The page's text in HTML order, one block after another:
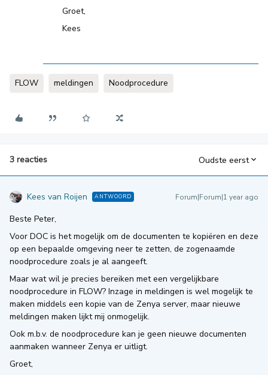
Groet,
Kees
FLOW meldingen Noodprocedure
3 reacties Oudste eerst
Kees van Roijen ANTWOORD Forum|Forum|1 year ago
Beste Peter,
Voor DOC is het mogelijk om de documenten te kopiëren en deze
op een bepaalde omgeving neer te zetten, de zogenaamde
noodprocedure zoals je al aangeeft.
Maar wat wil je precies bereiken met een vergelijkbare
noodprocedure in FLOW? Inzage in meldingen is wel mogelijk te
maken middels een kopie van de Zenya server, maar nieuwe
meldingen maken lijkt mij onmogelijk.
Ook m.b.v. de noodprocedure kan je geen nieuwe documenten
aanmaken wanneer Zenya er uitligt.
Groet,